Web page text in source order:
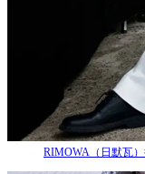
RIMOWA（日默瓦